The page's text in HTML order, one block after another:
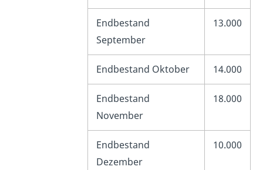
Endbestand
September
13.000
Endbestand Oktober 14.000
Endbestand
November
18.000
Endbestand
Dezember
10.000